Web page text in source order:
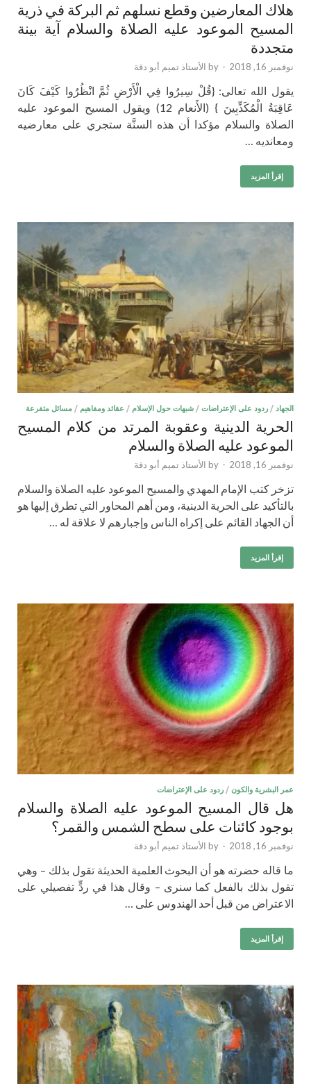
هلاك المعارضين وقطع نسلهم ثم البركة في ذرية
المسيح الموعود عليه الصلاة والسلام آية بينة
متجددة
نوفمبر 16, 2018 -
by الأستاذ تميم أبو دقة
يقول الله تعالى: {قُلْ سِيرُوا فِي الْأَرْضِ ثُمَّ انْظُرُوا كَيْفَ كَانَ
عَاقِبَةُ الْمُكَذِّبِينَ } (الأَنعام 12) ويقول المسيح الموعود عليه
الصلاة والسلام مؤكدا أن هذه السنَّة ستجري على معارضيه
ومعانديه …
إقرأ المزيد
الجهاد / ردود على الإعتراضات / شبهات حول الإسلام / عقائد ومفاهيم / مسائل متفرعة
الحرية الدينية وعقوبة المرتد من كلام المسيح
الموعود عليه الصلاة والسلام
نوفمبر 16, 2018 -
by الأستاذ تميم أبو دقة
تزخر كتب الإمام المهدي والمسيح الموعود عليه الصلاة والسلام
بالتأكيد على الحرية الدينية، ومن أهم المحاور التي تطرق إليها هو
أن الجهاد القائم على إكراه الناس وإجبارهم لا علاقة له …
إقرأ المزيد
عمر البشرية والكون / ردود على الإعتراضات
هل قال المسيح الموعود عليه الصلاة والسلام
بوجود كائنات على سطح الشمس والقمر؟
نوفمبر 16, 2018 -
by الأستاذ تميم أبو دقة
ما قاله حضرته هو أن البحوث العلمية الحديثة تقول بذلك – وهي
تقول بذلك بالفعل كما سنرى – وقال هذا في ردٍّ تفصيلي على
الاعتراض من قبل أحد الهندوس على …
إقرأ المزيد